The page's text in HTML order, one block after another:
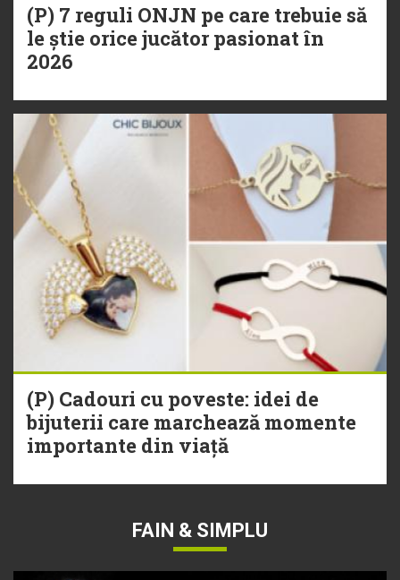
(P) 7 reguli ONJN pe care trebuie să
le știe orice jucător pasionat în
2026
(P) Cadouri cu poveste: idei de
bijuterii care marchează momente
importante din viață
FAIN & SIMPLU